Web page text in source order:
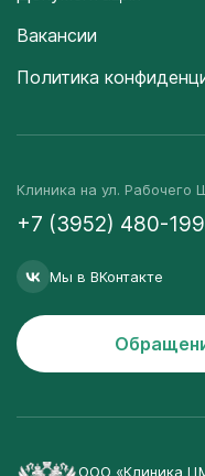
Вакансии
Политика
Клиника на ул. Рабочего
+7 (3952) 480-199
Мы в ВКонтакте
ООО «Клиника